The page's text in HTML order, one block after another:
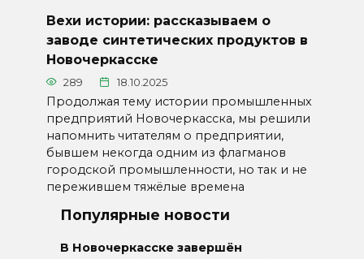
Вехи истории: рассказываем о
заводе синтетических продуктов в
Новочеркасске
289 18.10.2025
Продолжая тему истории промышленных
предприятий Новочеркасска, мы решили
напомнить читателям о предприятии,
бывшем некогда одним из флагманов
городской промышленности, но так и не
пережившем тяжёлые времена
Популярные новости
В Новочеркасске завершён